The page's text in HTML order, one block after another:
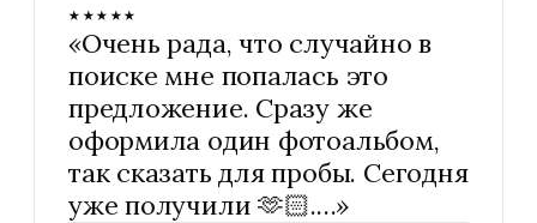
★★★★★
«Очень рада, что случайно в
поиске мне попалась это
предложение. Сразу же
оформила один фотоальбом,
так сказать для пробы. Сегодня
уже получили 🫶🏻.…»